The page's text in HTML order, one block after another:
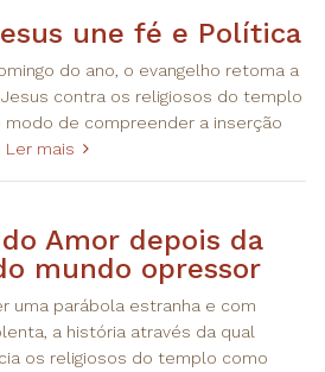
une fé e Política
do ano, o evangelho retoma a
contra os religiosos do templo
modo de compreender a inserção
Ler mais
Amor depois da
mundo opressor
uma parábola estranha e com
a história através da qual
os religiosos do templo como